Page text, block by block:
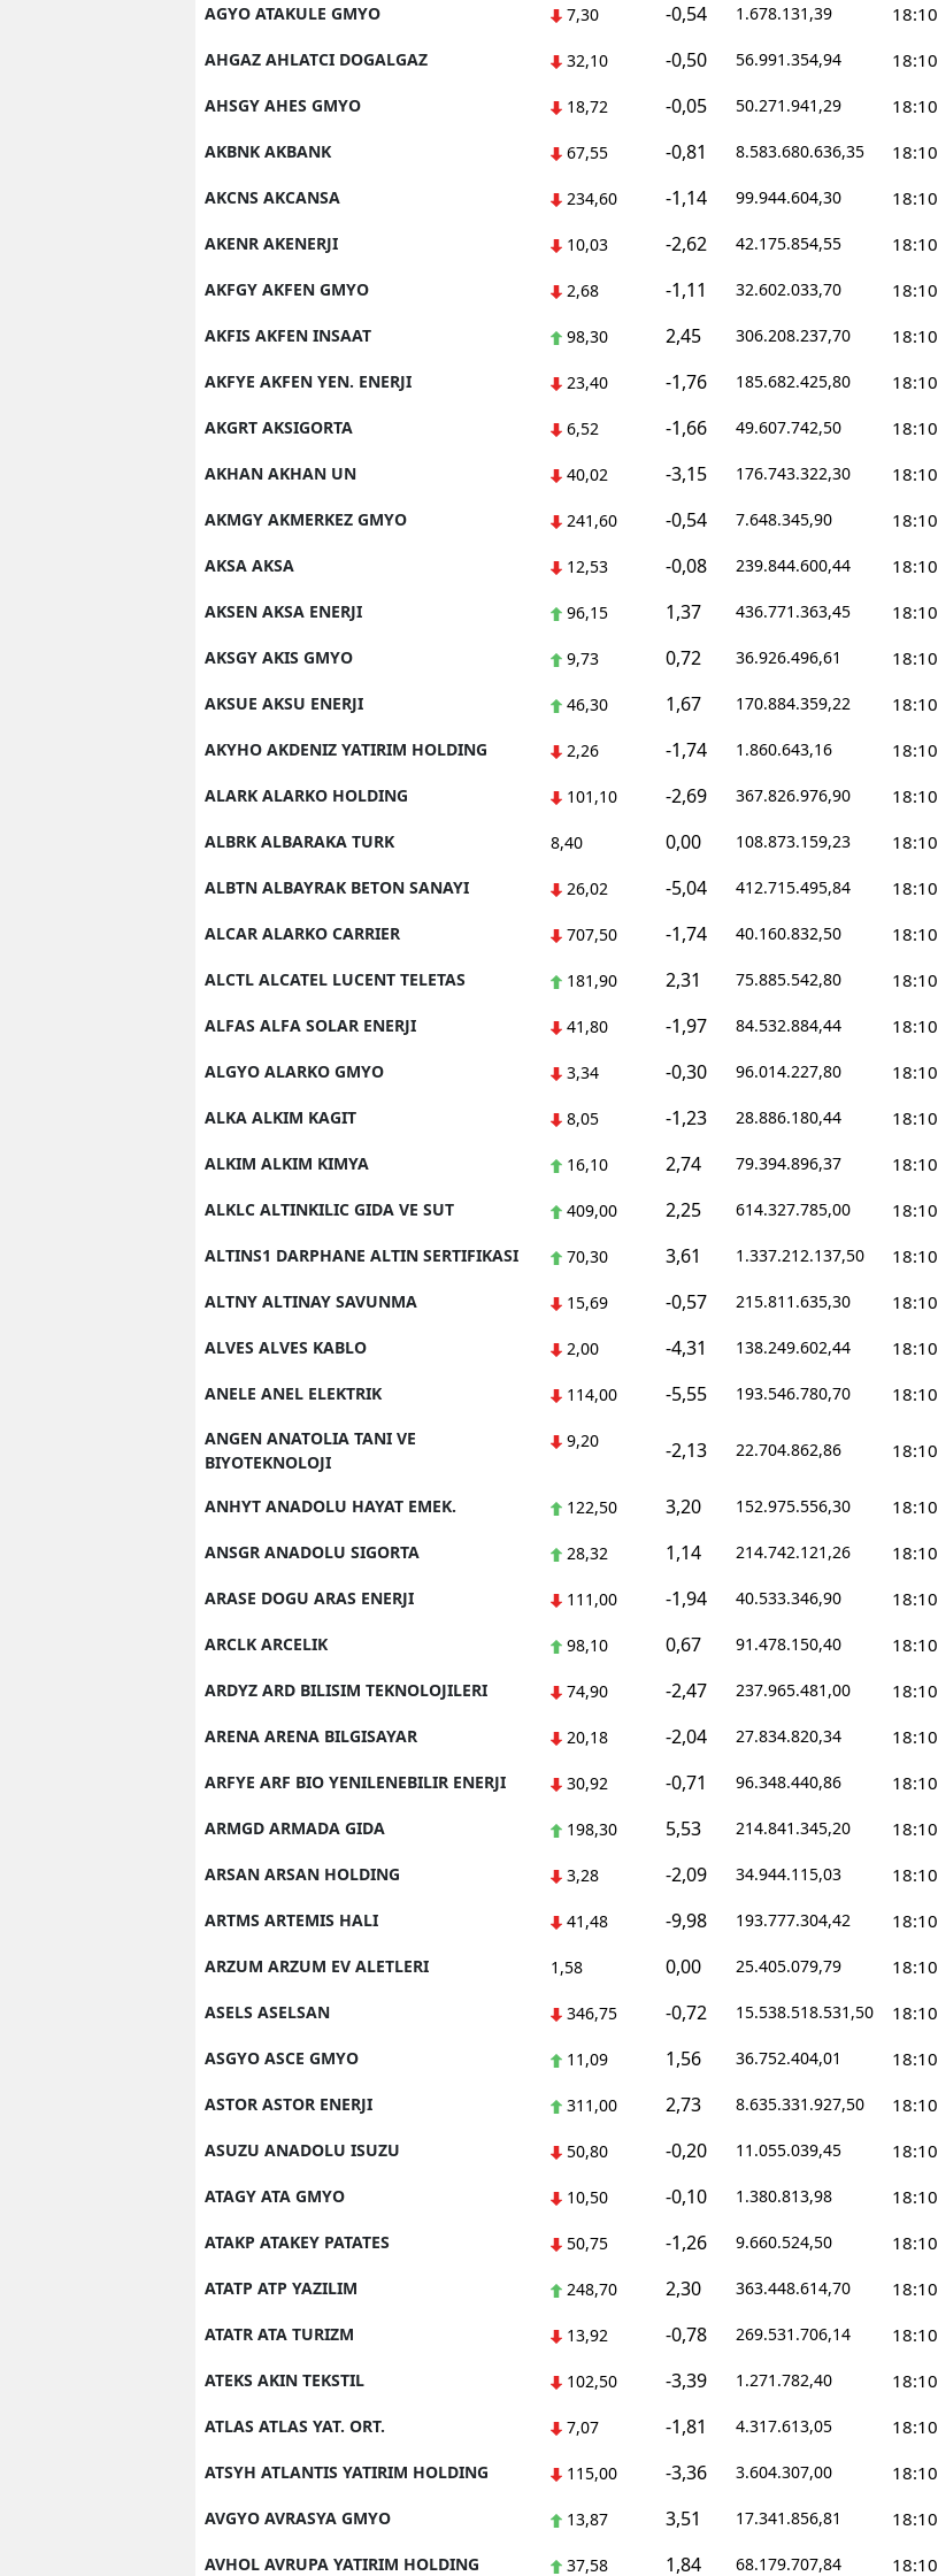
AGYO ATAKULE GMYO 7,30 -0,54 1.678.131,39 18:10
AHGAZ AHLATCI DOGALGAZ 32,10 -0,50 56.991.354,94 18:10
AHSGY AHES GMYO 18,72 -0,05 50.271.941,29 18:10
AKBNK AKBANK 67,55 -0,81 8.583.680.636,35 18:10
AKCNS AKCANSA 234,60 -1,14 99.944.604,30 18:10
AKENR AKENERJI 10,03 -2,62 42.175.854,55 18:10
AKFGY AKFEN GMYO 2,68 -1,11 32.602.033,70 18:10
AKFIS AKFEN INSAAT 98,30 2,45 306.208.237,70 18:10
AKFYE AKFEN YEN. ENERJI 23,40 -1,76 185.682.425,80 18:10
AKGRT AKSIGORTA 6,52 -1,66 49.607.742,50 18:10
AKHAN AKHAN UN 40,02 -3,15 176.743.322,30 18:10
AKMGY AKMERKEZ GMYO 241,60 -0,54 7.648.345,90 18:10
AKSA AKSA 12,53 -0,08 239.844.600,44 18:10
AKSEN AKSA ENERJI 96,15 1,37 436.771.363,45 18:10
AKSGY AKIS GMYO 9,73 0,72 36.926.496,61 18:10
AKSUE AKSU ENERJI 46,30 1,67 170.884.359,22 18:10
AKYHO AKDENIZ YATIRIM HOLDING 2,26 -1,74 1.860.643,16 18:10
ALARK ALARKO HOLDING 101,10 -2,69 367.826.976,90 18:10
ALBRK ALBARAKA TURK 8,40 0,00 108.873.159,23 18:10
ALBTN ALBAYRAK BETON SANAYI 26,02 -5,04 412.715.495,84 18:10
ALCAR ALARKO CARRIER 707,50 -1,74 40.160.832,50 18:10
ALCTL ALCATEL LUCENT TELETAS 181,90 2,31 75.885.542,80 18:10
ALFAS ALFA SOLAR ENERJI 41,80 -1,97 84.532.884,44 18:10
ALGYO ALARKO GMYO 3,34 -0,30 96.014.227,80 18:10
ALKA ALKIM KAGIT 8,05 -1,23 28.886.180,44 18:10
ALKIM ALKIM KIMYA 16,10 2,74 79.394.896,37 18:10
ALKLC ALTINKILIC GIDA VE SUT 409,00 2,25 614.327.785,00 18:10
ALTINS1 DARPHANE ALTIN SERTIFIKASI 70,30 3,61 1.337.212.137,50 18:10
ALTNY ALTINAY SAVUNMA 15,69 -0,57 215.811.635,30 18:10
ALVES ALVES KABLO 2,00 -4,31 138.249.602,44 18:10
ANELE ANEL ELEKTRIK 114,00 -5,55 193.546.780,70 18:10
ANGEN ANATOLIA TANI VE
BIYOTEKNOLOJI
9,20 -2,13 22.704.862,86 18:10
ANHYT ANADOLU HAYAT EMEK. 122,50 3,20 152.975.556,30 18:10
ANSGR ANADOLU SIGORTA 28,32 1,14 214.742.121,26 18:10
ARASE DOGU ARAS ENERJI 111,00 -1,94 40.533.346,90 18:10
ARCLK ARCELIK 98,10 0,67 91.478.150,40 18:10
ARDYZ ARD BILISIM TEKNOLOJILERI 74,90 -2,47 237.965.481,00 18:10
ARENA ARENA BILGISAYAR 20,18 -2,04 27.834.820,34 18:10
ARFYE ARF BIO YENILENEBILIR ENERJI 30,92 -0,71 96.348.440,86 18:10
ARMGD ARMADA GIDA 198,30 5,53 214.841.345,20 18:10
ARSAN ARSAN HOLDING 3,28 -2,09 34.944.115,03 18:10
ARTMS ARTEMIS HALI 41,48 -9,98 193.777.304,42 18:10
ARZUM ARZUM EV ALETLERI 1,58 0,00 25.405.079,79 18:10
ASELS ASELSAN 346,75 -0,72 15.538.518.531,50 18:10
ASGYO ASCE GMYO 11,09 1,56 36.752.404,01 18:10
ASTOR ASTOR ENERJI 311,00 2,73 8.635.331.927,50 18:10
ASUZU ANADOLU ISUZU 50,80 -0,20 11.055.039,45 18:10
ATAGY ATA GMYO 10,50 -0,10 1.380.813,98 18:10
ATAKP ATAKEY PATATES 50,75 -1,26 9.660.524,50 18:10
ATATP ATP YAZILIM 248,70 2,30 363.448.614,70 18:10
ATATR ATA TURIZM 13,92 -0,78 269.531.706,14 18:10
ATEKS AKIN TEKSTIL 102,50 -3,39 1.271.782,40 18:10
ATLAS ATLAS YAT. ORT. 7,07 -1,81 4.317.613,05 18:10
ATSYH ATLANTIS YATIRIM HOLDING 115,00 -3,36 3.604.307,00 18:10
AVGYO AVRASYA GMYO 13,87 3,51 17.341.856,81 18:10
AVHOL AVRUPA YATIRIM HOLDING 37,58 1,84 68.179.707,84 18:10